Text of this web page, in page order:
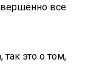
все
это о том,